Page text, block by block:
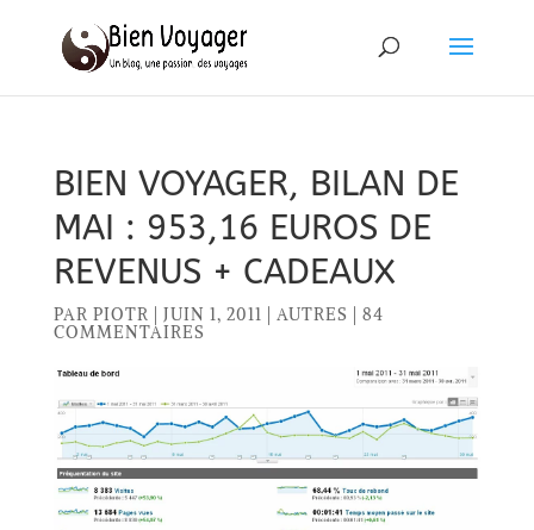
BIEN VOYAGER, BILAN DE
MAI : 953,16 EUROS DE
REVENUS + CADEAUX
PAR PIOTR JUIN 1, 2011 AUTRES
84
COMMENTAIRES